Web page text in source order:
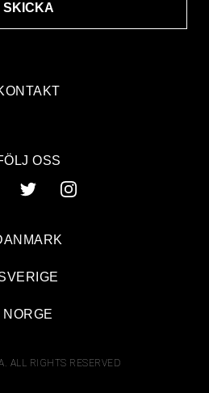
SKICKA
OSS
ALL RIGHTS RESERVED
NORGE